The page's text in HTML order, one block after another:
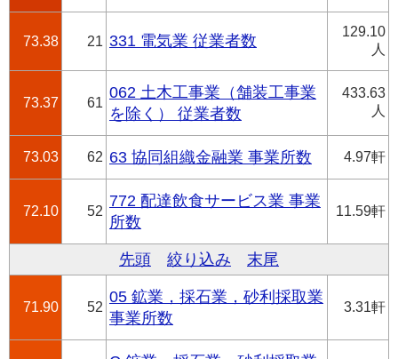
73.38 21 331 電気業 従業者数
129.10
人
73.37 61
062 土木工事業（舗装工事業
を除く） 従業者数
433.63
人
73.03 62 63 協同組織金融業 事業所数 4.97軒
72.10 52
772 配達飲食サービス業 事業
所数
11.59軒
先頭 絞り込み 末尾
71.90 52
05 鉱業，採石業，砂利採取業
事業所数
3.31軒